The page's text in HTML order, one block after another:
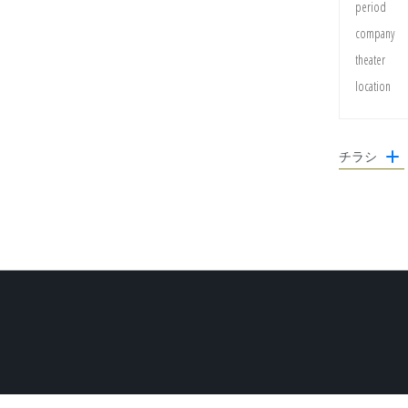
period
company
theater
location
チラシ